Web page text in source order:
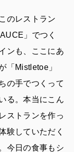
のレストラン
」でつく
ンも、ここにあ
「Mistletoe」
の手でつくって
る。本当にこん
ストランを作っ
験していただく
今日の食事もシ